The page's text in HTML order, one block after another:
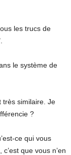
les trucs de
le système de
très similaire. Je
?
ce qui vous
que vous n’en